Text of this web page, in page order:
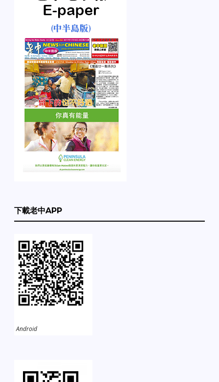
下載老中APP
Android